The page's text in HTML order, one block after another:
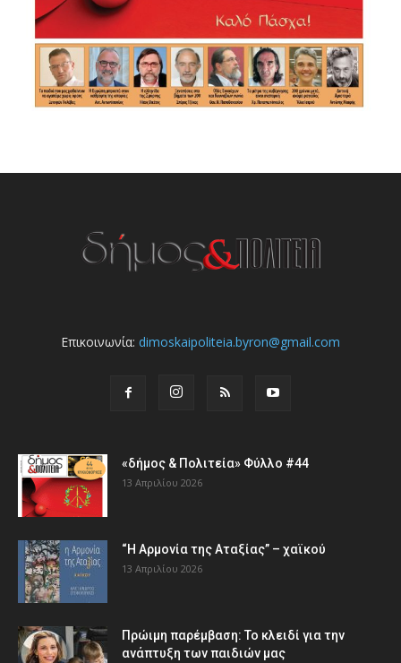
Επικοινωνία: dimoskaipoliteia.byron@gmail.com
«δήμος & Πολιτεία» Φύλλο #44
13 Απριλίου 2026
“Η Αρμονία της Αταξίας” – χαϊκού
13 Απριλίου 2026
Πρώιμη παρέμβαση: Το κλειδί για την
ανάπτυξη των παιδιών µας